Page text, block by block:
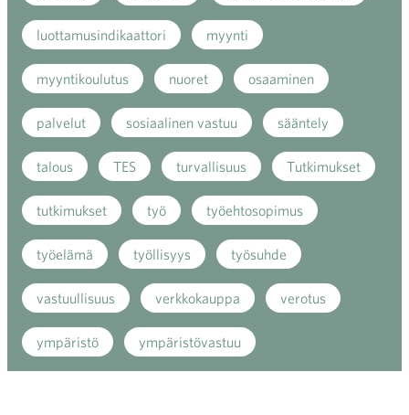
luottamusindikaattori myynti
myyntikoulutus nuoret osaaminen
palvelut sosiaalinen vastuu sääntely
talous TES turvallisuus Tutkimukset
tutkimukset työ työehtosopimus
työelämä työllisyys työsuhde
vastuullisuus verkkokauppa verotus
ympäristö ympäristövastuu